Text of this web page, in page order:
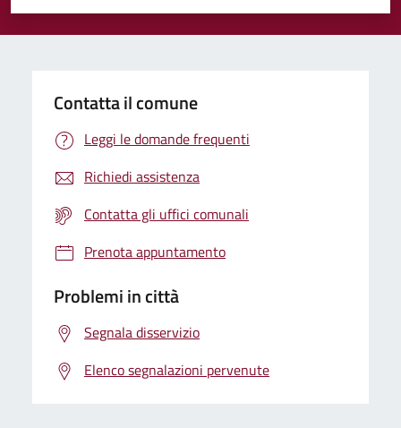
Valuta 5 stelle su 5
Valuta 4 stelle su 5
Valuta 3 stelle su 5
Valuta 2 stelle su 5
Valuta 1 stelle su 5
Contatta il comune
Leggi le domande frequenti
Richiedi assistenza
Contatta gli uffici comunali
Prenota appuntamento
Problemi in città
Segnala disservizio
Elenco segnalazioni pervenute